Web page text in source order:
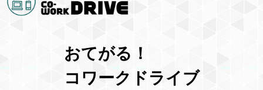
おてがる！
コワークドライブ